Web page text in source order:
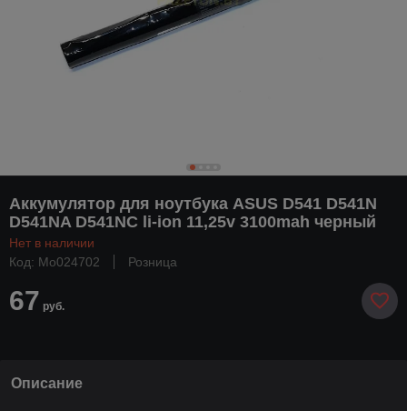
Аккумулятор для ноутбука ASUS D541 D541N
D541NA D541NC li-ion 11,25v 3100mah черный
Нет в наличии
Код: Mo024702
Розница
67 руб.
Описание